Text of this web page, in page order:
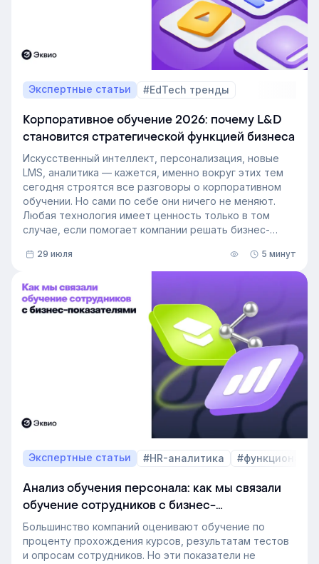
Экспертные статьи #EdTech тренды
Корпоративное обучение 2026: почему L&D
становится стратегической функцией бизнеса
Искусственный интеллект, персонализация, новые
LMS, аналитика — кажется, именно вокруг этих тем
сегодня строятся все разговоры о корпоративном
обучении. Но сами по себе они ничего не меняют.
Любая технология имеет ценность только в том
случае, если помогает компании решать бизнес-
Сегодня бизнес интересует уже не выбор
инструментов, а их результат: какое влияние
обучение оказывает на компанию и можно ли этот
эффект измерить. Такой взгляд меняет подходы к
развитию сотрудников, требования к HR и L&D, а
также на критерии выбора LMS.
В этой статье разбираем, почему это происходит и
как эти изменения повлияют на корпоративное
обучение в ближайшие годы. Материал подготовлен
на основе интервью коммерческого директора
Эквио Леонида Бутакова для подкаста HR4People.
29 июля 5 минут
Экспертные статьи #HR-аналитика #функционал
Анализ обучения персонала: как мы связали
обучение сотрудников с бизнес-
показателями
Большинство компаний оценивают обучение по
проценту прохождения курсов, результатам тестов
и опросам сотрудников. Но эти показатели не